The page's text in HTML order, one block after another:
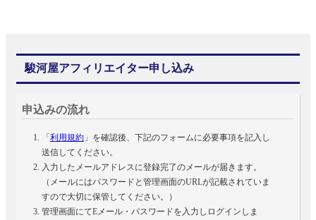
駿河屋アフィリエイター申し込み
申込みの流れ
「利用規約 」を確認後、下記のフォームに必要事項を記入し
送信してください。
入力したメールアドレスに登録完了のメールが届きます。
（メールにはパスワードと管理画面のURLが記載されていま
すので大切に保管してください。）
管理画面にてEメール・パスワードを入力しログインしま